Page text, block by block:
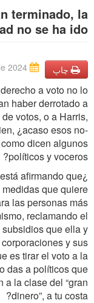
جستجو
terminado, la
no se ha ido
چاپ
a voto no lo
haber derrotado a
votos, o a Harris,
¿acaso esos no-
dicen algunos
políticos y voceros?
afirmando que
que quiere
las personas más
reclamando el
que ella y
y sus
es tirar el voto a la
das a políticos que
a la clase del “gran
dinero”, a tu costa?